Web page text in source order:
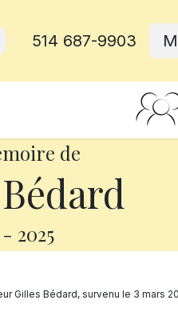
514 687-9903
de
- 2025
Gilles Bédard, survenu le 3 mars